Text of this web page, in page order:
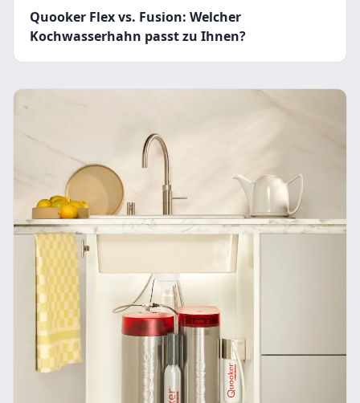
Quooker Flex vs. Fusion: Welcher
Kochwasserhahn passt zu Ihnen?